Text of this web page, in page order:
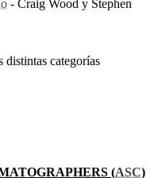
- Craig Wood y Stephen
distintas categorías
(ASC)